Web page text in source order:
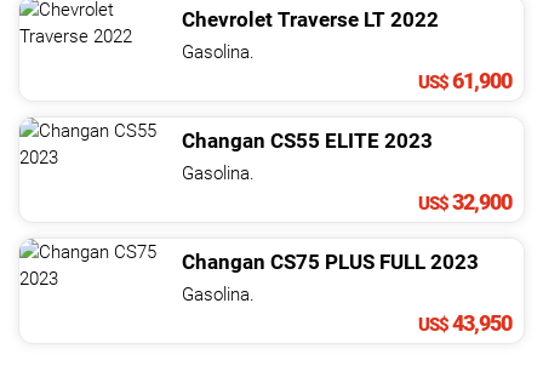
Chevrolet Traverse LT 2022
Gasolina.
US$61,900
Changan CS55 ELITE 2023
Gasolina.
US$32,900
Changan CS75 PLUS FULL 2023
Gasolina.
US$43,950